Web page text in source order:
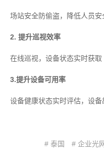
场站安全防偷盗，降低人员安
2. 提升巡视效率
在线巡视，设备状态实时获取
3.提升设备可用率
设备健康状态实时评估，设备
# 泰国 # 企业光